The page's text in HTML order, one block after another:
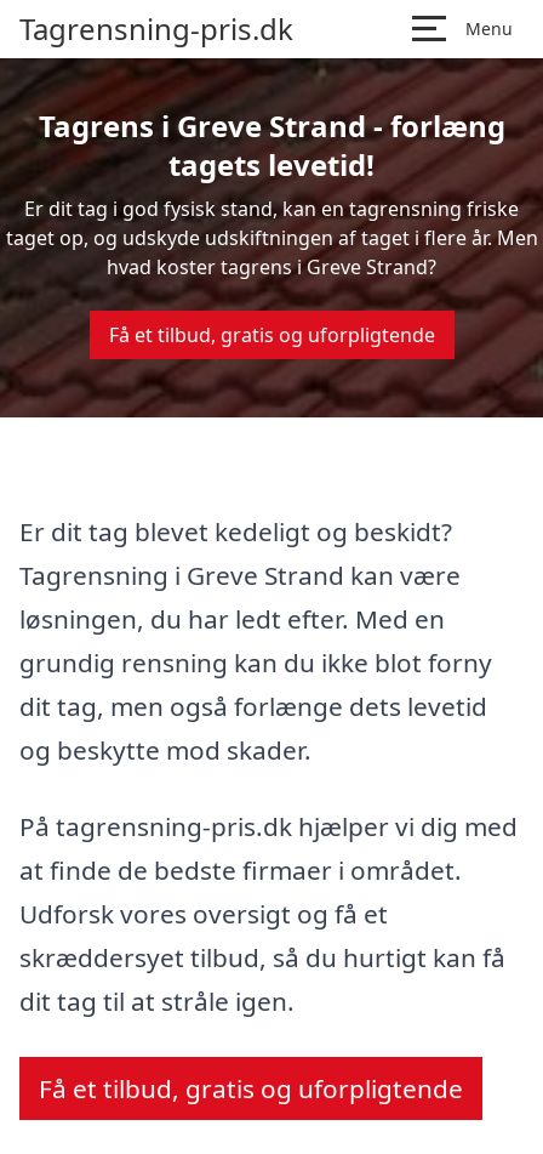
Tagrensning-pris.dk Menu
Tagrens i Greve Strand - forlæng
tagets levetid!
Er dit tag i god fysisk stand, kan en tagrensning friske
taget op, og udskyde udskiftningen af taget i flere år. Men
hvad koster tagrens i Greve Strand?
Få et tilbud, gratis og uforpligtende
Er dit tag blevet kedeligt og beskidt?
Tagrensning i Greve Strand kan være
løsningen, du har ledt efter. Med en
grundig rensning kan du ikke blot forny
dit tag, men også forlænge dets levetid
og beskytte mod skader.
På tagrensning-pris.dk hjælper vi dig med
at finde de bedste firmaer i området.
Udforsk vores oversigt og få et
skræddersyet tilbud, så du hurtigt kan få
dit tag til at stråle igen.
Få et tilbud, gratis og uforpligtende